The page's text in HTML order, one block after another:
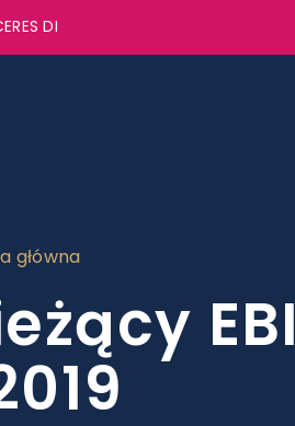
DI
główna
EBI